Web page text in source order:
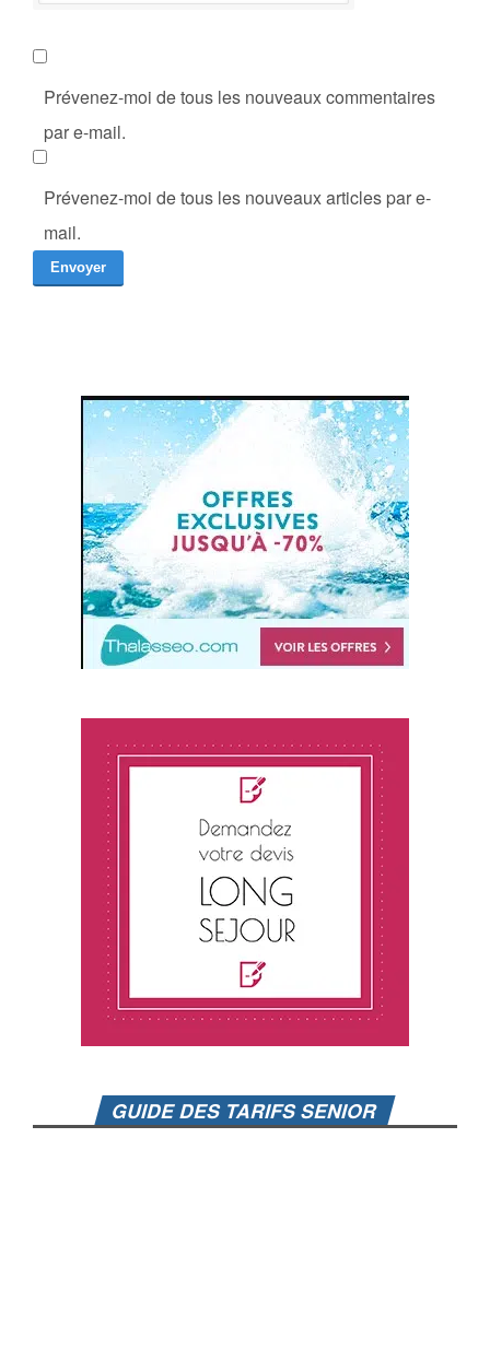
Prévenez-moi de tous les nouveaux commentaires
par e-mail.
Prévenez-moi de tous les nouveaux articles par e-
mail.
GUIDE DES TARIFS SENIOR